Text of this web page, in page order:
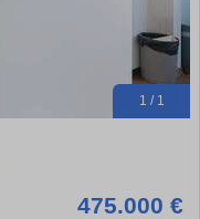
1 / 1
475.000 €